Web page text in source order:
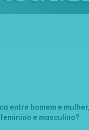
entre homem e mulher,
e masculino?